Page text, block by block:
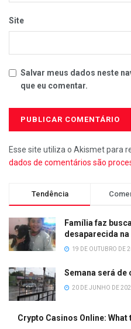
Site
Salvar meus dados neste
que eu comentar.
Esse site utiliza o Akismet para
dados de comentários são
Tendência
Família faz
desaparecida na
19 DE OUTUBRO DE
Semana será de
20 DE JUNHO DE
Crypto Casinos Online: What